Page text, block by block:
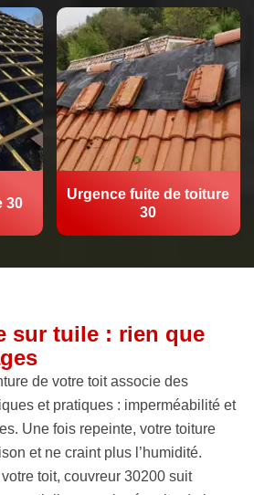
30
Urgence fuite de toiture
30
sur tuile : rien que
de votre toit associe des
et pratiques : imperméabilité et
Une fois repeinte, votre toiture
et ne craint plus l’humidité.
toit, couvreur 30200 suit